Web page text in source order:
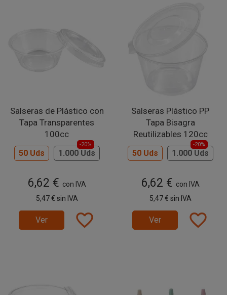
Salseras de Plástico con
Tapa Transparentes
100cc
50 Uds 1.000 Uds
-20%
6,62 € con IVA
5,47 € sin IVA
Ver favorite_border
Salseras Plástico PP
Tapa Bisagra
Reutilizables 120cc
50 Uds 1.000 Uds
-20%
6,62 € con IVA
5,47 € sin IVA
Ver favorite_border